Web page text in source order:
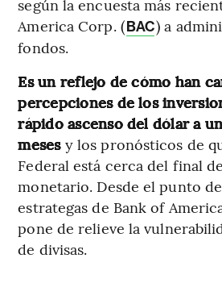
según la encuesta más
America Corp. (BAC) a
fondos.
Es un reflejo de cómo han
percepciones de los
rápido ascenso del dólar a
meses y los pronósticos de
Federal está cerca del final
monetario. Desde el punto
estrategas de Bank of
pone de relieve la
de divisas.